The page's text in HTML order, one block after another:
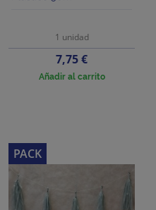
1 unidad
Precio
7,75 €
Añadir al carrito
PACK